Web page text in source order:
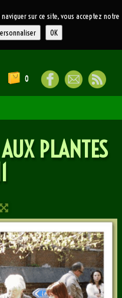
sur ce site, vous acceptez notre
OK
0
PLANTES